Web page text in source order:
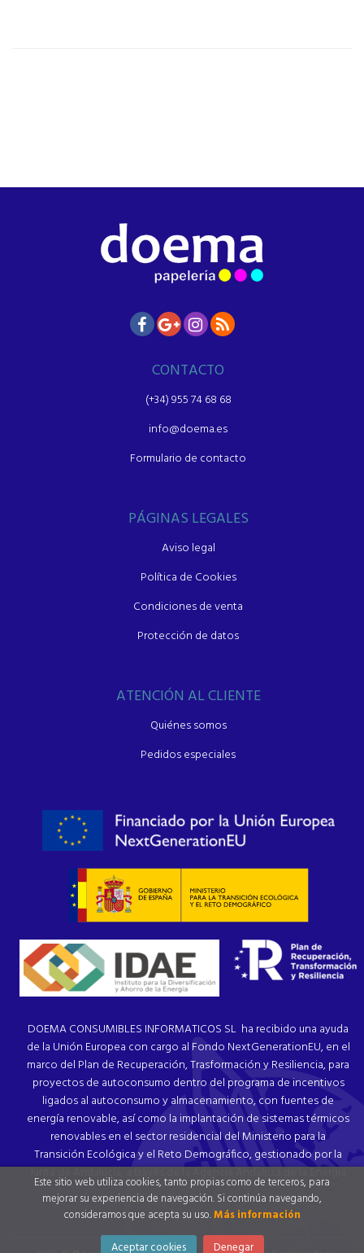
CONTACTO
(+34) 955 74 68 68
info@doema.es
Formulario de contacto
PÁGINAS LEGALES
Aviso legal
Política de Cookies
Condiciones de venta
Protección de datos
ATENCIÓN AL CLIENTE
Quiénes somos
Pedidos especiales
DOEMA CONSUMIBLES INFORMATICOS SL ha recibido una ayuda
de la Unión Europea con cargo al Fondo NextGenerationEU, en el
marco del Plan de Recuperación, Trasformación y Resiliencia, para
proyectos de autoconsumo dentro del programa de incentivos
ligados al autoconsumo y almacenamiento, con fuentes de
energía renovable, así como la implantación de sistemas térmicos
renovables en el sector residencial del Ministerio para la
Transición Ecológica y el Reto Demográfico, gestionado por la
Junta de Andalucía, a través de la Agencia Andaluza de la Energía.
Este sitio web utiliza cookies, tanto propias como de terceros, para
mejorar su experiencia de navegación. Si continúa navegando,
consideramos que acepta su uso.Más información
Aceptar cookies
Denegar